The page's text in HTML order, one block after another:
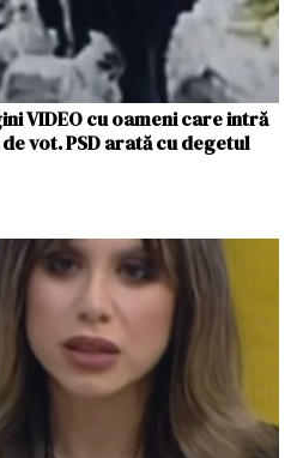
VIDEO cu oameni care intră
vot. PSD arată cu degetul